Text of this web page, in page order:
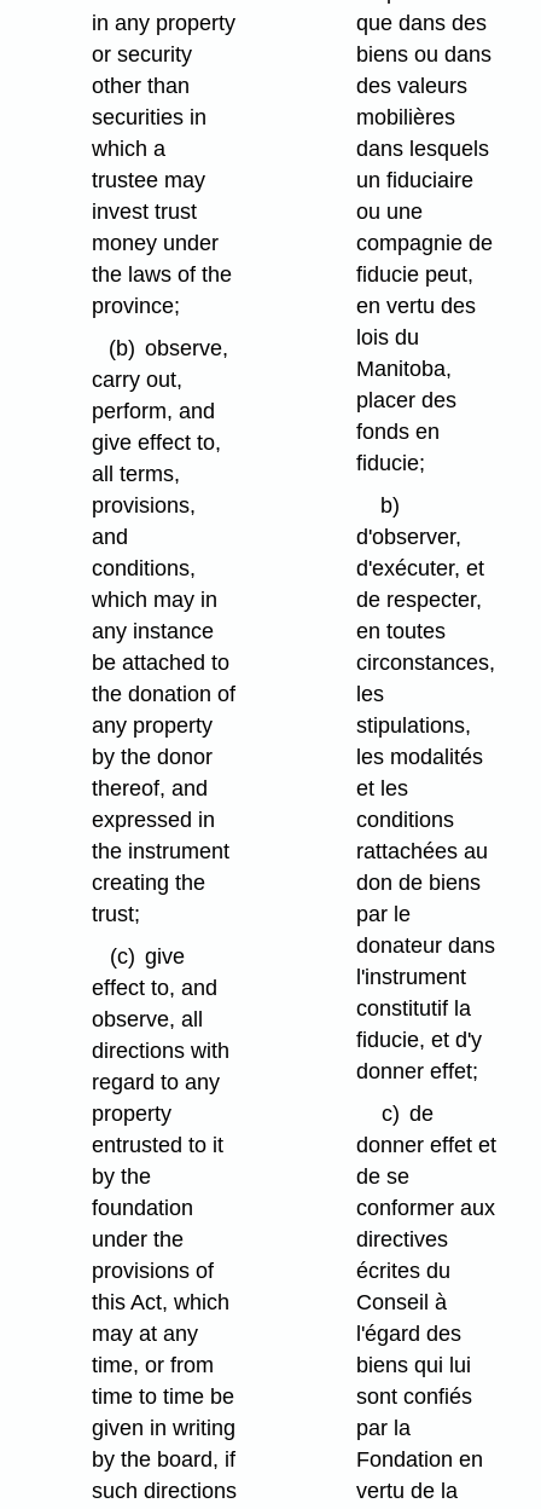
in any property
or security
other than
securities in
which a
trustee may
invest trust
money under
the laws of the
province;
(b) observe,
carry out,
perform, and
give effect to,
all terms,
provisions,
and
conditions,
which may in
any instance
be attached to
the donation of
any property
by the donor
thereof, and
expressed in
the instrument
creating the
trust;
(c) give
effect to, and
observe, all
directions with
regard to any
property
entrusted to it
by the
foundation
under the
provisions of
this Act, which
may at any
time, or from
time to time be
given in writing
by the board, if
such directions
que dans des
biens ou dans
des valeurs
mobilières
dans lesquels
un fiduciaire
ou une
compagnie de
fiducie peut,
en vertu des
lois du
Manitoba,
placer des
fonds en
fiducie;
b)
d'observer,
d'exécuter, et
de respecter,
en toutes
circonstances,
les
stipulations,
les modalités
et les
conditions
rattachées au
don de biens
par le
donateur dans
l'instrument
constitutif la
fiducie, et d'y
donner effet;
c) de
donner effet et
de se
conformer aux
directives
écrites du
Conseil à
l'égard des
biens qui lui
sont confiés
par la
Fondation en
vertu de la